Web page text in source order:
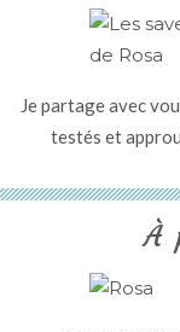
Je partage avec
testés et
À